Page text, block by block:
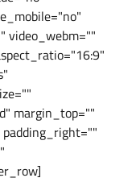
video_webm=""
margin_top=""